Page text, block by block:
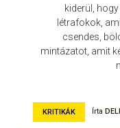
kiderül,
létrafokok,
csendes,
mintázatot, amit
KRITIKÁK Írta